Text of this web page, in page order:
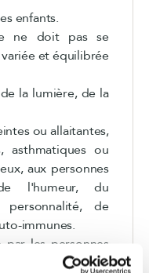
enfants.
ne doit pas se
et équilibrée
la lumière, de la
ou allaitantes,
asthmatiques ou
aux personnes
l'humeur, du
de
immunes.
les personnes
nécessitant une